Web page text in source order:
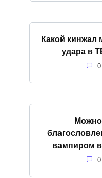
Какой кинжал
удара в
0
Можно
вампиром в
0